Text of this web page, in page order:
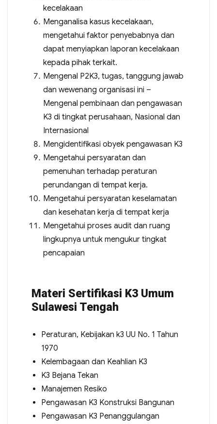
kecelakaan
Menganalisa kasus kecelakaan,
mengetahui faktor penyebabnya dan
dapat menyiapkan laporan kecelakaan
kepada pihak terkait.
Mengenal P2K3, tugas, tanggung jawab
dan wewenang organisasi ini –
Mengenal pembinaan dan pengawasan
K3 di tingkat perusahaan, Nasional dan
Internasional
Mengidentifikasi obyek pengawasan K3
Mengetahui persyaratan dan
pemenuhan terhadap peraturan
perundangan di tempat kerja.
Mengetahui persyaratan keselamatan
dan kesehatan kerja di tempat kerja
Mengetahui proses audit dan ruang
lingkupnya untuk mengukur tingkat
pencapaian
Materi Sertifikasi K3 Umum
Sulawesi Tengah
Peraturan, Kebijakan k3 UU No. 1 Tahun
1970
Kelembagaan dan Keahlian K3
K3 Bejana Tekan
Manajemen Resiko
Pengawasan K3 Konstruksi Bangunan
Pengawasan K3 Penanggulangan